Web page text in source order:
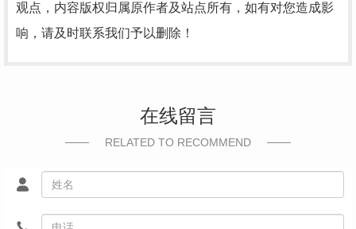
观点，内容版权归属原作者及站点所有，如有对您造成影
响，请及时联系我们予以删除！
在线留言
RELATED TO RECOMMEND